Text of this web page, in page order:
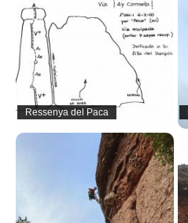
Ressenya del Paca